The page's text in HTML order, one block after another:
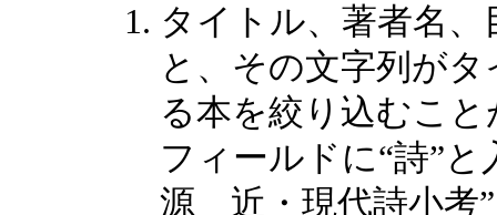
タイトル、著者名
と、その文字列が
る本を絞り込むこ
フィールドに“詩”と
源 近・現代詩小考